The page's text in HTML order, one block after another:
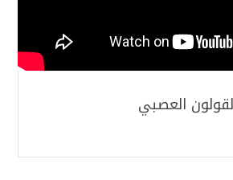
العصبي